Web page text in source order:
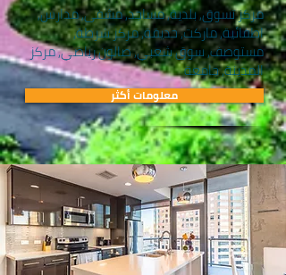
مركز تسوق, بلدية, مساجد, مشفى, مدارس,
اطفائية, ماركت, حديقة, مركز شرطة,
مستوصف, سوق شعبي, صالون رياضي, مركز
المدينة, جامعة
معلومات أكثر